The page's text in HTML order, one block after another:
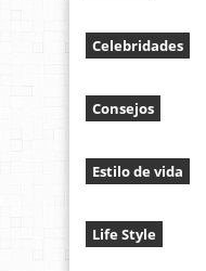
Celebridades
Consejos
Estilo de vida
Life Style